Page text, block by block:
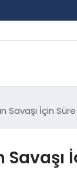
Savaşı İçin